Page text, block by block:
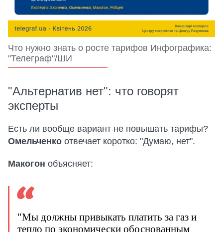
Что нужно знать о росте тарифов Инфографика:
"Телеграф"/ШИ
"Альтернатив нет": что говорят
эксперты
Есть ли вообще вариант не повышать тарифы?
Омельченко отвечает коротко: "Думаю, нет".
Макогон объясняет:
"Мы должны привыкать платить за газ и
тепло по экономически обоснованным